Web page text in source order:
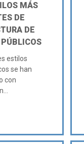
MÁS
DE
DE
estilos
se han
con